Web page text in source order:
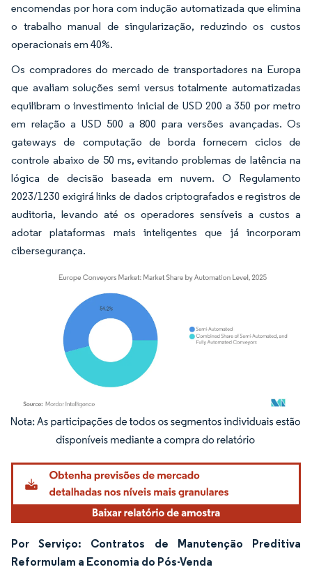
encomendas por hora com indução automatizada que elimina
o trabalho manual de singularização, reduzindo os custos
operacionais em 40%.
Os compradores do mercado de transportadores na Europa
que avaliam soluções semi versus totalmente automatizadas
equilibram o investimento inicial de USD 200 a 350 por metro
em relação a USD 500 a 800 para versões avançadas. Os
gateways de computação de borda fornecem ciclos de
controle abaixo de 50 ms, evitando problemas de latência na
lógica de decisão baseada em nuvem. O Regulamento
2023/1230 exigirá links de dados criptografados e registros de
auditoria, levando até os operadores sensíveis a custos a
adotar plataformas mais inteligentes que já incorporam
cibersegurança.
Imagem © Mordor Intelligence. O reuso requer atribuição conforme CC BY 4.0.
Por Serviço: Contratos de Manutenção Preditiva
Reformulam a Economia do Pós-Venda